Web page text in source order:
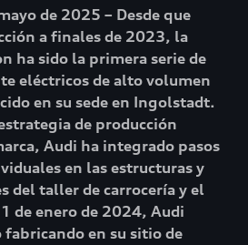
de 2025 – Desde que
a finales de 2023, la
ha sido la primera serie de
eléctricos de alto volumen
en su sede en Ingolstadt.
de producción
Audi ha integrado pasos
en las estructuras y
del taller de carrocería y el
de enero de 2024, Audi
en su sitio de